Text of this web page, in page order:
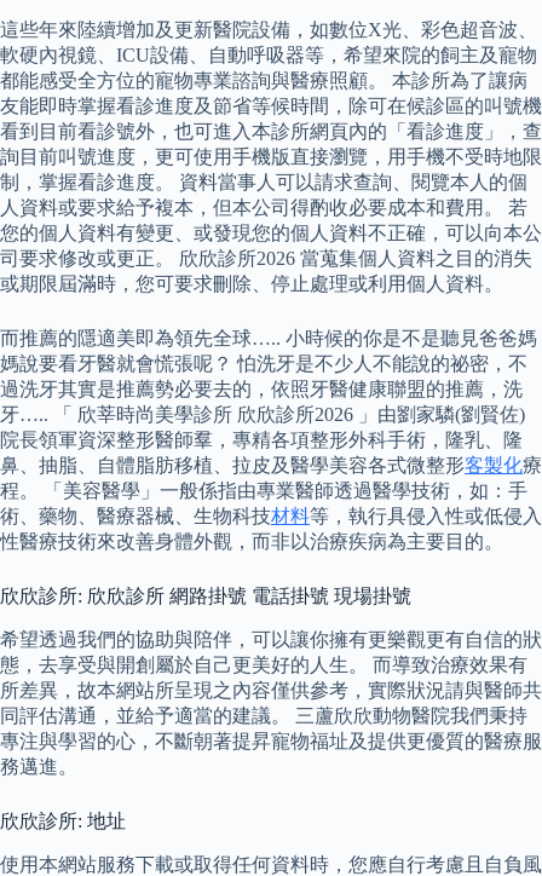
這些年來陸續增加及更新醫院設備，如數位X光、彩色超音波、
軟硬內視鏡、ICU設備、自動呼吸器等，希望來院的飼主及寵物
都能感受全方位的寵物專業諮詢與醫療照顧。 本診所為了讓病
友能即時掌握看診進度及節省等候時間，除可在候診區的叫號機
看到目前看診號外，也可進入本診所網頁內的「看診進度」，查
詢目前叫號進度，更可使用手機版直接瀏覽，用手機不受時地限
制，掌握看診進度。 資料當事人可以請求查詢、閱覽本人的個
人資料或要求給予複本，但本公司得酌收必要成本和費用。 若
您的個人資料有變更、或發現您的個人資料不正確，可以向本公
司要求修改或更正。 欣欣診所2026 當蒐集個人資料之目的消失
或期限屆滿時，您可要求刪除、停止處理或利用個人資料。
而推薦的隱適美即為領先全球….. 小時候的你是不是聽見爸爸媽
媽說要看牙醫就會慌張呢？ 怕洗牙是不少人不能說的祕密，不
過洗牙其實是推薦勢必要去的，依照牙醫健康聯盟的推薦，洗
牙….. 「 欣莘時尚美學診所 欣欣診所2026 」由劉家驎(劉賢佐)
院長領軍資深整形醫師羣，專精各項整形外科手術，隆乳、隆
鼻、抽脂、自體脂肪移植、拉皮及醫學美容各式微整形客製化療
程。 「美容醫學」一般係指由專業醫師透過醫學技術，如：手
術、藥物、醫療器械、生物科技材料等，執行具侵入性或低侵入
性醫療技術來改善身體外觀，而非以治療疾病為主要目的。
欣欣診所: 欣欣診所 網路掛號 電話掛號 現場掛號
希望透過我們的協助與陪伴，可以讓你擁有更樂觀更有自信的狀
態，去享受與開創屬於自己更美好的人生。 而導致治療效果有
所差異，故本網站所呈現之內容僅供參考，實際狀況請與醫師共
同評估溝通，並給予適當的建議。 三蘆欣欣動物醫院我們秉持
專注與學習的心，不斷朝著提昇寵物福址及提供更優質的醫療服
務邁進。
欣欣診所: 地址
使用本網站服務下載或取得任何資料時，您應自行考慮且自負風